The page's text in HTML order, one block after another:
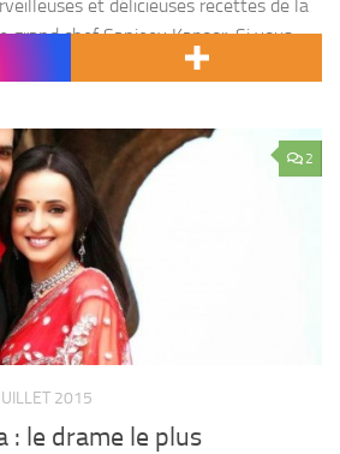
et délicieuses recettes de la
grand chef Sanjeev Kapoor. Si vous
2
2015
: le drame le plus